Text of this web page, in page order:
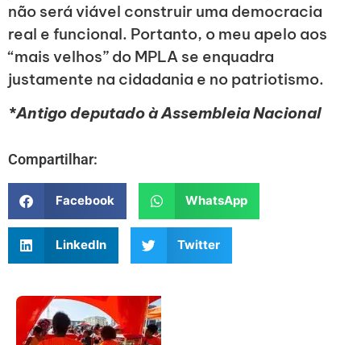
não será viável construir uma democracia
real e funcional. Portanto, o meu apelo aos
“mais velhos” do MPLA se enquadra
justamente na cidadania e no patriotismo.
*Antigo deputado à Assembleia Nacional
Compartilhar:
Facebook WhatsApp
LinkedIn Twitter